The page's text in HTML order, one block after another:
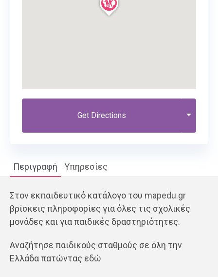
Get Directions
Περιγραφή Υπηρεσίες
Στον εκπαιδευτικό κατάλογο του mapedu.gr
βρίσκεις πληροφορίες για όλες τις σχολικές
μονάδες και για παιδικές δραστηριότητες.
Αναζήτησε παιδικούς σταθμούς σε όλη την
Ελλάδα πατώντας εδώ